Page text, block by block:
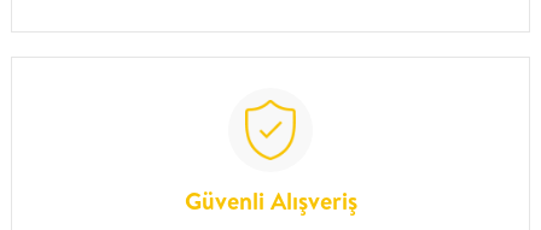
Güvenli Alışveriş